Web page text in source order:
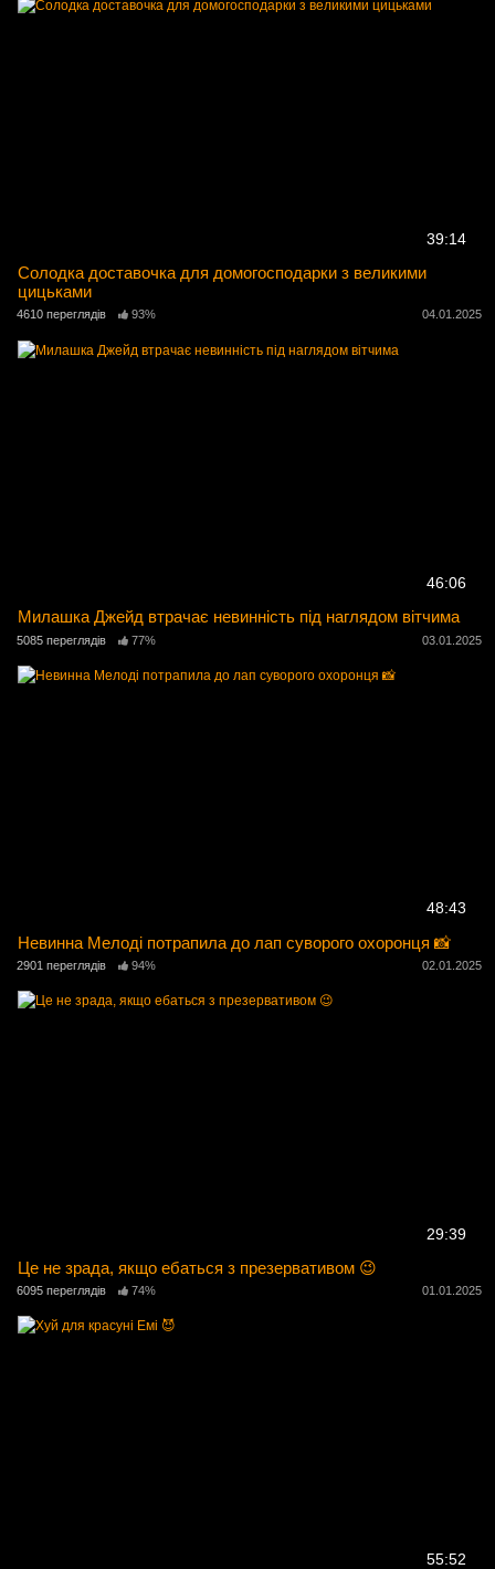
39:14
Солодка доставочка для домогосподарки з великими
цицьками
4610 переглядів 93% 04.01.2025
46:06
Милашка Джейд втрачає невинність під наглядом вітчима
5085 переглядів 77% 03.01.2025
48:43
Невинна Мелоді потрапила до лап суворого охоронця 📸
2901 переглядів 94% 02.01.2025
29:39
Це не зрада, якщо ебаться з презервативом 😉
6095 переглядів 74% 01.01.2025
55:52